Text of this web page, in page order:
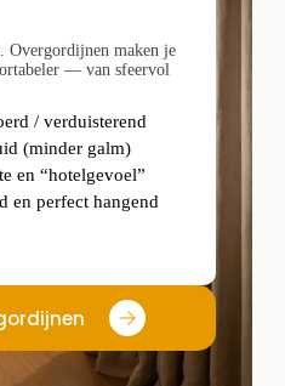
Overgordijnen maken je
— van sfeervol
/ verduisterend
(minder galm)
en “hotelgevoel”
en perfect hangend